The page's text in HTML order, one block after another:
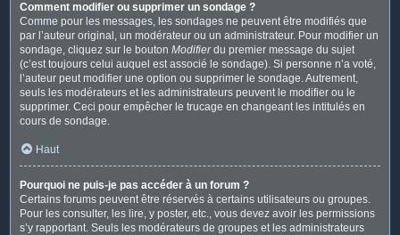
Comment modifier ou supprimer un sondage ?
Comme pour les messages, les sondages ne peuvent être modifiés que
par l’auteur original, un modérateur ou un administrateur. Pour modifier un
sondage, cliquez sur le bouton Modifierdu premier message du sujet
(c’est toujours celui auquel est associé le sondage). Si personne n’a voté,
l’auteur peut modifier une option ou supprimer le sondage. Autrement,
seuls les modérateurs et les administrateurs peuvent le modifier ou le
supprimer. Ceci pour empêcher le trucage en changeant les intitulés en
cours de sondage.
Haut
Pourquoi ne puis-je pas accéder à un forum ?
Certains forums peuvent être réservés à certains utilisateurs ou groupes.
Pour les consulter, les lire, y poster, etc., vous devez avoir les permissions
s’y rapportant. Seuls les modérateurs de groupes et les administrateurs